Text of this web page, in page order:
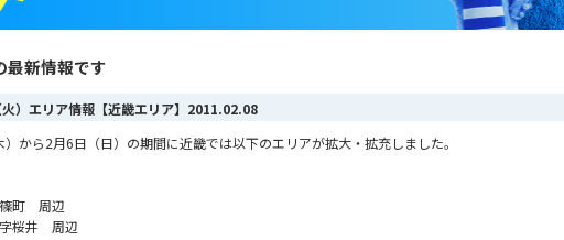
最新情報です
）エリア情報【近畿エリア】 2011.02.08
から2月6日（日）の期間に近畿では以下のエリアが拡大・拡充しました。
篠町 周辺
字桜井 周辺